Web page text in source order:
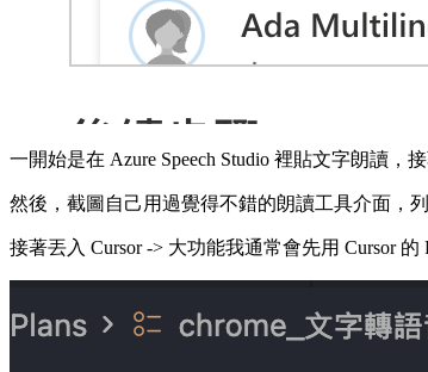
一開始是在 Azure Speech Studio 裡貼文字朗讀，
然後，截圖自己用過覺得不錯的朗讀工具介面，列
接著丟入 Cursor -> 大功能我通常會先用 Cursor 的